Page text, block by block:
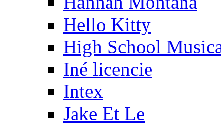
Hello Kitty
High School
Iné licencie
Intex
Jake Et Le